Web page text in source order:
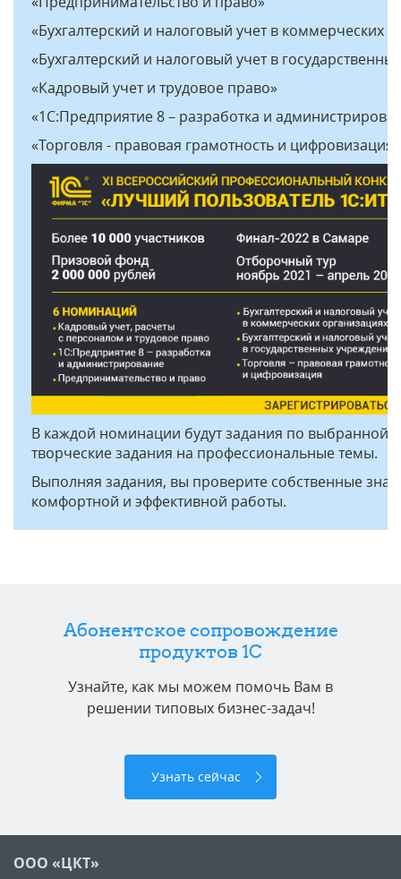
«Бухгалтерский и налоговый учет в коммерческих
«Бухгалтерский и налоговый учет в
«Кадровый учет и трудовое право»
«1С:Предприятие 8 – разработка и
«Торговля - правовая грамотность и цифровизация
В каждой номинации будут задания по выбранной
творческие задания на профессиональные темы.
Выполняя задания, вы проверите собственные
комфортной и эффективной работы.
Абонентское сопровождение
продуктов 1C
Узнайте, как мы можем помочь Вам в
решении типовых бизнес-задач!
Узнать сейчас
ООО «ЦКТ»